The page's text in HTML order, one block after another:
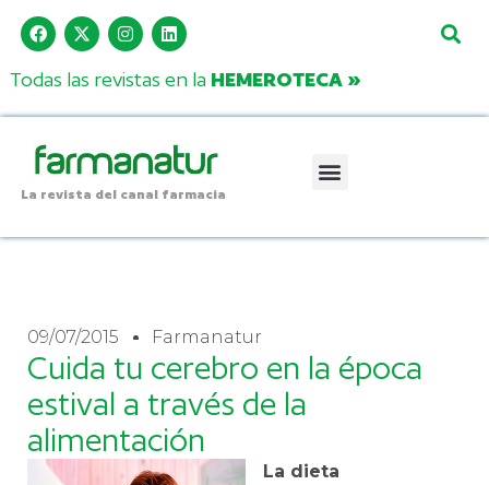
Todas las revistas en la HEMEROTECA »
La revista del canal farmacia
09/07/2015 Farmanatur
Cuida tu cerebro en la época
estival a través de la
alimentación
La dieta